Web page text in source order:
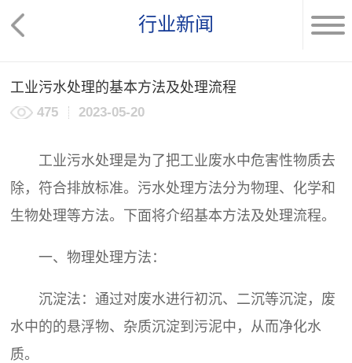
行业新闻
工业污水处理的基本方法及处理流程
475 2023-05-20
工业污水处理是为了把工业废水中危害性物质去
除，符合排放标准。污水处理方法分为物理、化学和
生物处理等方法。下面将介绍基本方法及处理流程。
一、物理处理方法：
沉淀法：通过对废水进行初沉、二沉等沉淀，废
水中的的悬浮物、杂质沉淀到污泥中，从而净化水
质。